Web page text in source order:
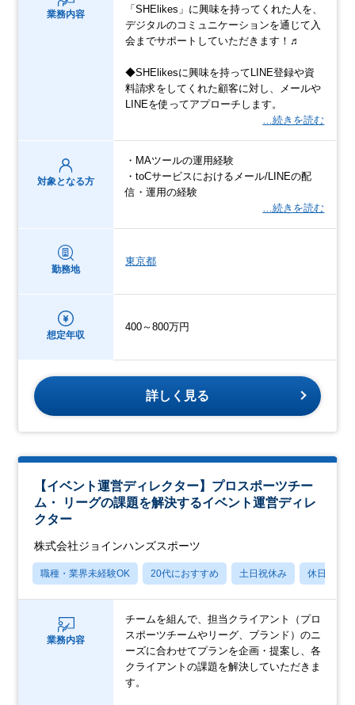
業務内容
「SHElikes」に興味を持ってくれた人を、
デジタルのコミュニケーションを通じて入
会までサポートしていただきます！♬
◆SHElikesに興味を持ってLINE登録や資
料請求をしてくれた顧客に対し、メールや
LINEを使ってアプローチします。
…続きを読む
対象となる方
・MAツールの運用経験
・toCサービスにおけるメール/LINEの配
信・運用の経験
…続きを読む
勤務地
東京都
想定年収
400～800万円
詳しく見る
【イベント運営ディレクター】プロスポーツチー
ム・ リーグの課題を解決するイベント運営ディレ
クター
株式会社ジョインハンズスポーツ
職種・業界未経験OK 20代におすすめ 土日祝休み 休日120日
業務内容
チームを組んで、担当クライアント（プロ
スポーツチームやリーグ、ブランド）のニ
ーズに合わせてプランを企画・提案し、各
クライアントの課題を解決していただきま
す。